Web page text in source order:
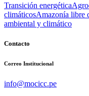
Transición energética
climáticosAmazonía libre
ambiental y climático
Contacto
Correo Institucional
info@mocicc.pe